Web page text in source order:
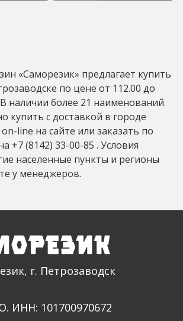
«Саморезик» предлагает купить
по цене от 112.00 до
В наличии более 21 наименований.
с доставкой в городе
line на сайте или заказать по
+7 (8142) 33-00-85 . Условия
населенные пункты и регионы
у менеджеров.
г. Петрозаводск
ИНН: 101700970672